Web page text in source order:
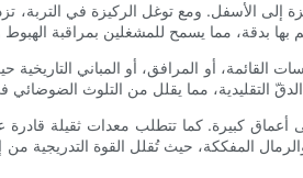
إلى الأسفل. ومع توغل الركيزة في التربة،
القائمة، أو المرافق، أو المباني
أعماق كبيرة. كما تتطلب معدات ثقيلة قادرة
المفككة، حيث تُقلل القوة التدريجية من